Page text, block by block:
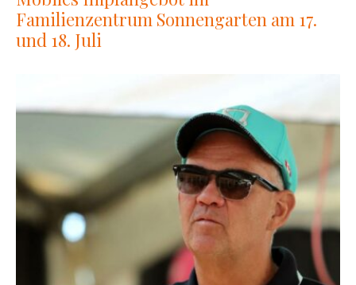
Familienzentrum Sonnengarten am 17.
und 18. Juli